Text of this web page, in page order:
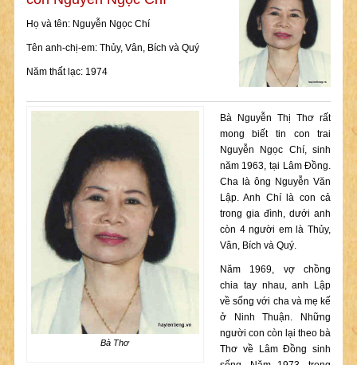
Họ và tên: Nguyễn Ngọc Chí
Tên anh-chị-em: Thủy, Vân, Bích và Quý
Năm thất lạc: 1974
Bà Thơ
Bà Nguyễn Thị Thơ rất
mong biết tin con trai
Nguyễn Ngọc Chí, sinh
năm 1963, tại Lâm Đồng.
Cha là ông Nguyễn Văn
Lập. Anh Chí là con cả
trong gia đình, dưới anh
còn 4 người em là Thủy,
Vân, Bích và Quý.
Năm 1969, vợ chồng
chia tay nhau, anh Lập
về sống với cha và mẹ kế
ở Ninh Thuận. Những
người con còn lại theo bà
Thơ về Lâm Đồng sinh